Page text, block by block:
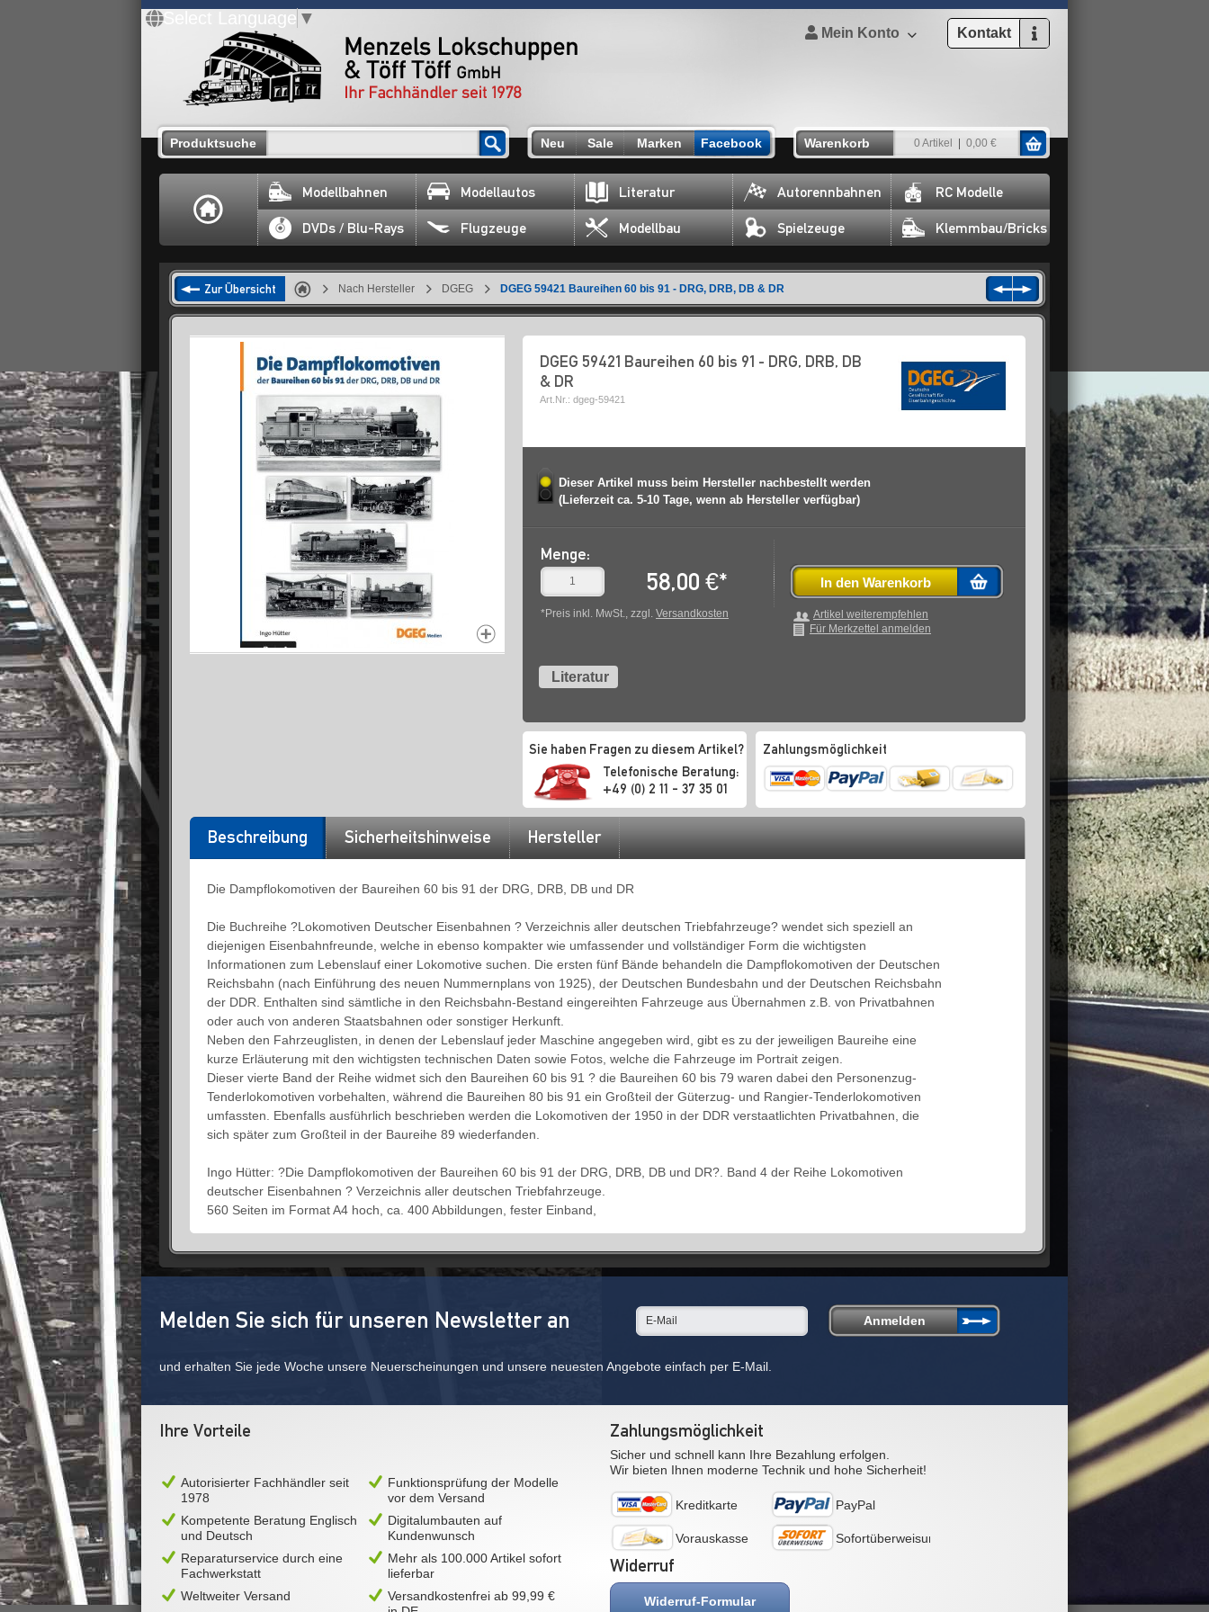
Select Language ▼
Mein Konto Kontakt
Produktsuche Neu Sale Marken Facebook Warenkorb 0 Artikel 0,00 €
Modellbahnen Modellautos Literatur Autorennbahnen RC Modelle
DVDs / Blu-Rays Flugzeuge Modellbau Spielzeuge Klemmbau/Bricks
Zur Übersicht Nach Hersteller DGEG DGEG 59421 Baureihen 60 bis 91 - DRG, DRB, DB & DR
DGEG 59421 Baureihen 60 bis 91 - DRG, DRB, DB
& DR
Art.Nr.: dgeg-59421
Dieser Artikel muss beim Hersteller nachbestellt werden
(Lieferzeit ca. 5-10 Tage, wenn ab Hersteller verfügbar)
Menge:
58,00 €*
*Preis inkl. MwSt., zzgl. Versandkosten
In den Warenkorb
Artikel weiterempfehlen
Für Merkzettel anmelden
Literatur
Sie haben Fragen zu diesem Artikel?
Telefonische Beratung:
+49 (0) 2 11 - 37 35 01
Zahlungsmöglichkeit
Beschreibung Sicherheitshinweise Hersteller
Die Dampflokomotiven der Baureihen 60 bis 91 der DRG, DRB, DB und DR
Die Buchreihe ?Lokomotiven Deutscher Eisenbahnen ? Verzeichnis aller deutschen Triebfahrzeuge? wendet sich speziell an
diejenigen Eisenbahnfreunde, welche in ebenso kompakter wie umfassender und vollständiger Form die wichtigsten
Informationen zum Lebenslauf einer Lokomotive suchen. Die ersten fünf Bände behandeln die Dampflokomotiven der Deutschen
Reichsbahn (nach Einführung des neuen Nummernplans von 1925), der Deutschen Bundesbahn und der Deutschen Reichsbahn
der DDR. Enthalten sind sämtliche in den Reichsbahn-Bestand eingereihten Fahrzeuge aus Übernahmen z.B. von Privatbahnen
oder auch von anderen Staatsbahnen oder sonstiger Herkunft.
Neben den Fahrzeuglisten, in denen der Lebenslauf jeder Maschine angegeben wird, gibt es zu der jeweiligen Baureihe eine
kurze Erläuterung mit den wichtigsten technischen Daten sowie Fotos, welche die Fahrzeuge im Portrait zeigen.
Dieser vierte Band der Reihe widmet sich den Baureihen 60 bis 91 ? die Baureihen 60 bis 79 waren dabei den Personenzug-
Tenderlokomotiven vorbehalten, während die Baureihen 80 bis 91 ein Großteil der Güterzug- und Rangier-Tenderlokomotiven
umfassten. Ebenfalls ausführlich beschrieben werden die Lokomotiven der 1950 in der DDR verstaatlichten Privatbahnen, die
sich später zum Großteil in der Baureihe 89 wiederfanden.
Ingo Hütter: ?Die Dampflokomotiven der Baureihen 60 bis 91 der DRG, DRB, DB und DR?. Band 4 der Reihe Lokomotiven
deutscher Eisenbahnen ? Verzeichnis aller deutschen Triebfahrzeuge.
560 Seiten im Format A4 hoch, ca. 400 Abbildungen, fester Einband,
Melden Sie sich für unseren Newsletter an
und erhalten Sie jede Woche unsere Neuerscheinungen und unsere neuesten Angebote einfach per E-Mail.
Ihre Vorteile
Autorisierter Fachhändler seit
1978
Funktionsprüfung der Modelle
vor dem Versand
Kompetente Beratung Englisch
und Deutsch
Digitalumbauten auf
Kundenwunsch
Reparaturservice durch eine
Fachwerkstatt
Mehr als 100.000 Artikel sofort
lieferbar
Weltweiter Versand
Versandkostenfrei ab 99,99 €
Zahlungsmöglichkeit
Sicher und schnell kann Ihre Bezahlung erfolgen.
Wir bieten Ihnen moderne Technik und hohe Sicherheit!
Kreditkarte PayPal
Vorauskasse Sofortüberweisung
Widerruf
Widerruf-Formular